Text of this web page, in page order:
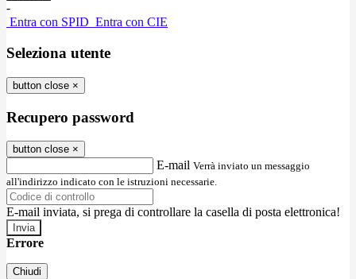
-
Entra con SPID Entra con CIE
Seleziona utente
button close ×
Recupero password
button close ×
E-mail Verrà inviato un messaggio
all'indirizzo indicato con le istruzioni necessarie.
E-mail inviata, si prega di controllare la casella di posta elettronica!
Errore
Chiudi